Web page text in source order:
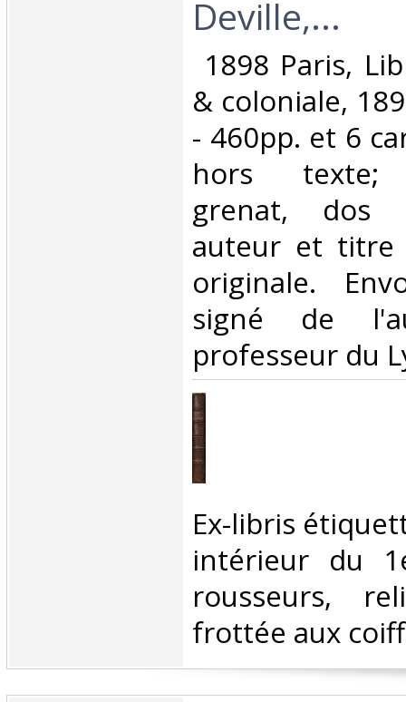
Deville,...‎
1898 Paris,
& coloniale,
- 460pp. et 6
hors texte;
grenat, dos
auteur et titre
originale.
signé de
professeur du
‎Ex-libris
intérieur du
rousseurs,
frottée aux